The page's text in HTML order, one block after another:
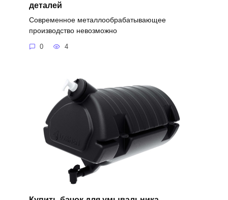
деталей
Современное металлообрабатывающее
производство невозможно
0 4